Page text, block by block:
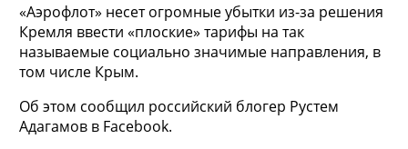
«Аэрофлот» несет огромные убытки из-за решения
Кремля ввести «плоские» тарифы на так
называемые социально значимые направления, в
том числе Крым.
Об этом сообщил российский блогер Рустем
Адагамов в Facebook.